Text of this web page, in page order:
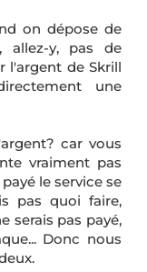
on dépose de
allez-y, pas de
l'argent de Skrill
une
car vous
vraiment pas
le service se
pas quoi faire,
serais pas payé,
Donc nous